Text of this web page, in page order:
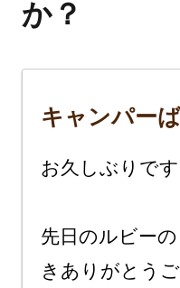
か？
キャンパー
お久しぶりです
先日のルビー
きありがとう